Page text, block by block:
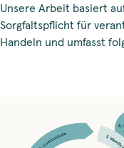
Unsere Arbeit basiert
Sorgfaltspflicht für
Handeln und umfasst